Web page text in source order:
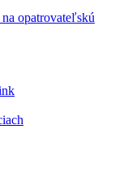
opatrovateľskú